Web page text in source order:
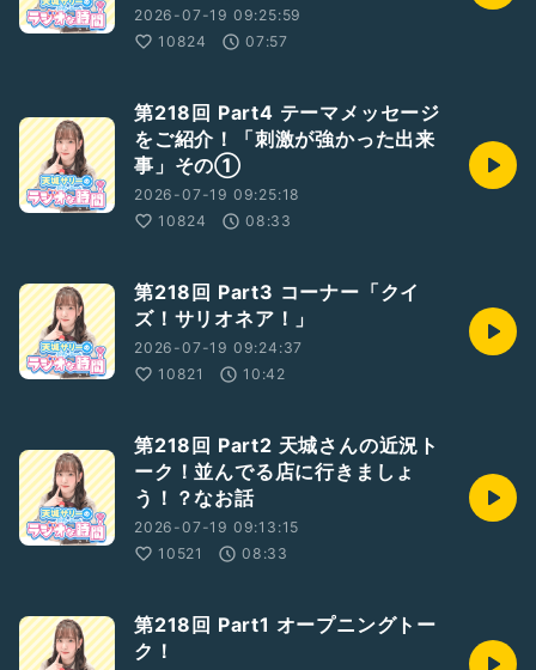
2026-07-19 09:25:59
10824
07:57
第218回 Part4 テーマメッセージ
をご紹介！「刺激が強かった出来
事」その①
2026-07-19 09:25:18
10824
08:33
第218回 Part3 コーナー「クイ
ズ！サリオネア！」
2026-07-19 09:24:37
10821
10:42
第218回 Part2 天城さんの近況ト
ーク！並んでる店に行きましょ
う！？なお話
2026-07-19 09:13:15
10521
08:33
第218回 Part1 オープニングトー
ク！